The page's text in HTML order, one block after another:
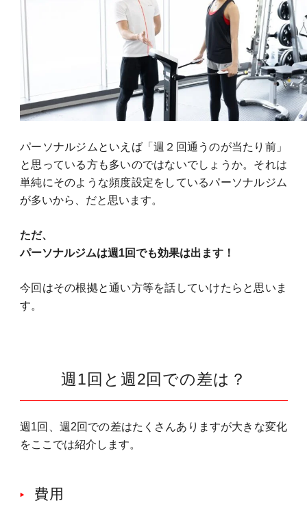
パーソナルジムといえば「週２回通うのが当たり前」
と思っている方も多いのではないでしょうか。それは
単純にそのような頻度設定をしているパーソナルジム
が多いから、だと思います。
ただ、
パーソナルジムは週1回でも効果は出ます！
今回はその根拠と通い方等を話していけたらと思いま
す。
週1回と週2回での差は？
週1回、週2回での差はたくさんありますが大きな変化
をここでは紹介します。
費用